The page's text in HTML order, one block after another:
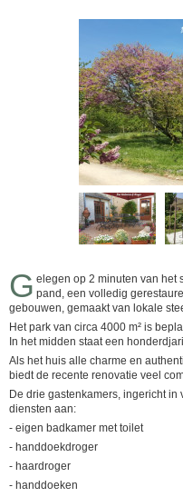
G elegen op 2 minuten van het
pand, een volledig
gebouwen, gemaakt van lokale
Het park van circa 4000 m² is
In het midden staat een
Als het huis alle charme en
biedt de recente renovatie veel
De drie gastenkamers, ingericht
diensten aan:
- eigen badkamer met toilet
- handdoekdroger
- haardroger
- handdoeken